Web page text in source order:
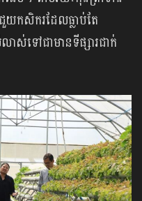
កសិករដែលធ្លាប់តែ
ស់ទៅជាមានទីផ្សារជាក់